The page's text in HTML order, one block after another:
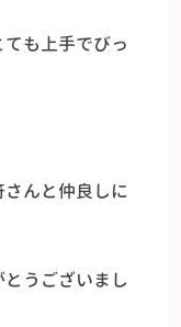
も上手でびっ
さんと仲良しに
うございまし